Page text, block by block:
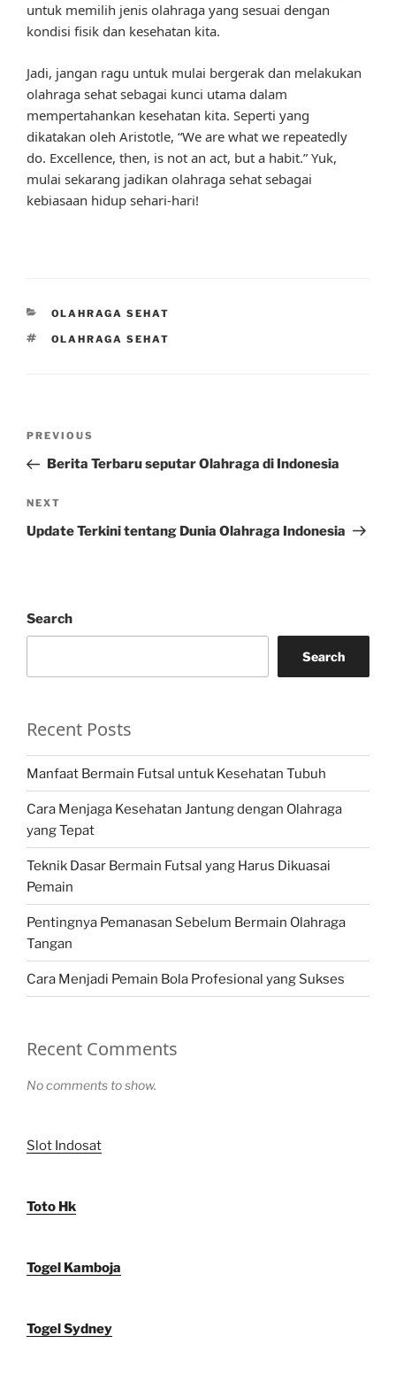
untuk memilih jenis olahraga yang sesuai dengan
kondisi fisik dan kesehatan kita.
Jadi, jangan ragu untuk mulai bergerak dan melakukan
olahraga sehat sebagai kunci utama dalam
mempertahankan kesehatan kita. Seperti yang
dikatakan oleh Aristotle, “We are what we repeatedly
do. Excellence, then, is not an act, but a habit.” Yuk,
mulai sekarang jadikan olahraga sehat sebagai
kebiasaan hidup sehari-hari!
CATEGORIES
OLAHRAGA SEHAT
TAGS
OLAHRAGA SEHAT
Previous
Post
PREVIOUS
Berita Terbaru seputar Olahraga di Indonesia
Next
Post
NEXT
Update Terkini tentang Dunia Olahraga Indonesia
Search
Search
Recent Posts
Manfaat Bermain Futsal untuk Kesehatan Tubuh
Cara Menjaga Kesehatan Jantung dengan Olahraga
yang Tepat
Teknik Dasar Bermain Futsal yang Harus Dikuasai
Pemain
Pentingnya Pemanasan Sebelum Bermain Olahraga
Tangan
Cara Menjadi Pemain Bola Profesional yang Sukses
Recent Comments
No comments to show.
Slot Indosat
Toto Hk
Togel Kamboja
Togel Sydney